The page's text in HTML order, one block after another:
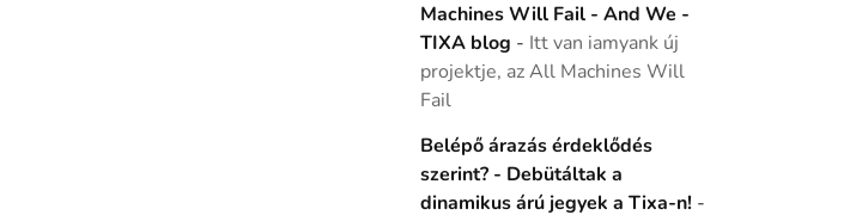
Machines Will Fail - And We -
TIXA blog - Itt van iamyank új
projektje, az All Machines Will
Fail
Belépő árazás érdeklődés
szerint? - Debütáltak a
dinamikus árú jegyek a Tixa-n! -